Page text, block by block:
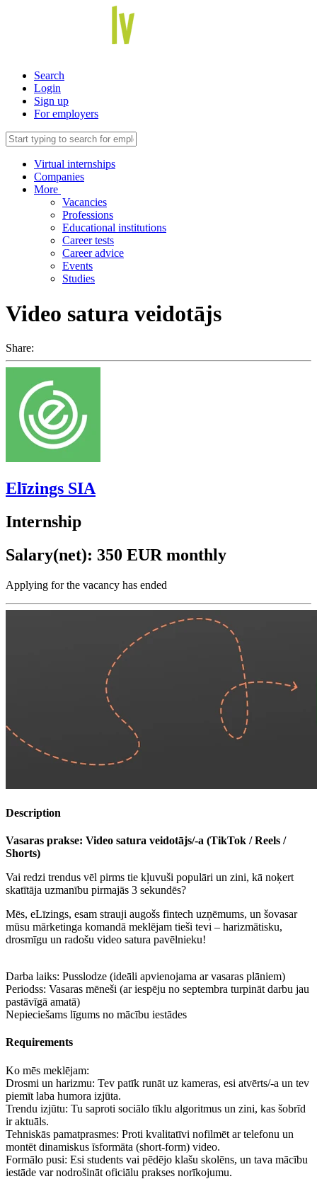
Search
Login
Sign up
For employers
Virtual internships
Companies
More
Vacancies
Professions
Educational institutions
Career tests
Career advice
Events
Studies
Video satura veidotājs
Share:
Elīzings SIA
Internship
Salary(net): 350 EUR monthly
Applying for the vacancy has ended
Description
Vasaras prakse: Video satura veidotājs/-a (TikTok / Reels /
Shorts)
Vai redzi trendus vēl pirms tie kļuvuši populāri un zini, kā noķert
skatītāja uzmanību pirmajās 3 sekundēs?
Mēs, eLīzings, esam strauji augošs fintech uzņēmums, un šovasar
mūsu mārketinga komandā meklējam tieši tevi – harizmātisku,
drosmīgu un radošu video satura pavēlnieku!
Darba laiks: Pusslodze (ideāli apvienojama ar vasaras plāniem)
Periodss: Vasaras mēneši (ar iespēju no septembra turpināt darbu jau
pastāvīgā amatā)
Nepieciešams līgums no mācību iestādes
Requirements
Ko mēs meklējam:
Drosmi un harizmu: Tev patīk runāt uz kameras, esi atvērts/-a un tev
piemīt laba humora izjūta.
Trendu izjūtu: Tu saproti sociālo tīklu algoritmus un zini, kas šobrīd
ir aktuāls.
Tehniskās pamatprasmes: Proti kvalitatīvi nofilmēt ar telefonu un
montēt dinamiskus īsformāta (short-form) video.
Formālo pusi: Esi students vai pēdējo klašu skolēns, un tava mācību
iestāde var nodrošināt oficiālu prakses norīkojumu.